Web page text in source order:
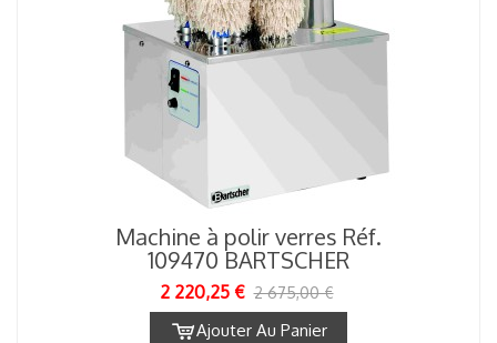
Machine à polir verres Réf.
109470 BARTSCHER
2 220,25 € 2 675,00 €
Ajouter Au Panier